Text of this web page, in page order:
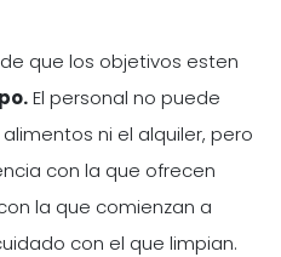
que los objetivos esten
El personal no puede
ni el alquiler, pero
con la que ofrecen
la que comienzan a
con el que limpian.